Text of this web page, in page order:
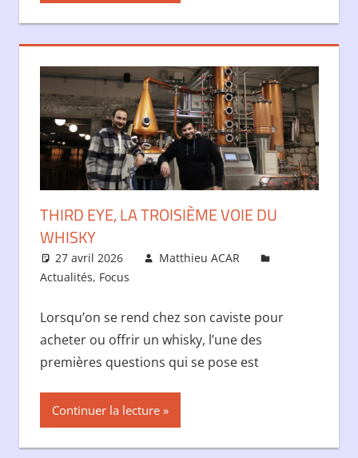
THIRD EYE, LA TROISIÈME VOIE DU
WHISKY
27 avril 2026
Matthieu ACAR
Actualités, Focus
Lorsqu’on se rend chez son caviste pour
acheter ou offrir un whisky, l’une des
premières questions qui se pose est
Continuer la lecture